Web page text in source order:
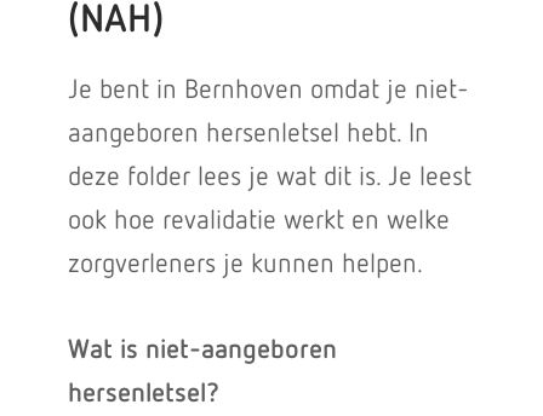
(NAH)
Je bent in Bernhoven omdat je niet-
aangeboren hersenletsel hebt. In
deze folder lees je wat dit is. Je leest
ook hoe revalidatie werkt en welke
zorgverleners je kunnen helpen.
Wat is niet-aangeboren
hersenletsel?